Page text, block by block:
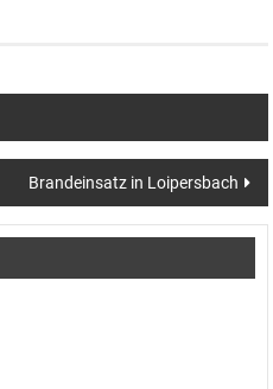
Brandeinsatz in Loipersbach